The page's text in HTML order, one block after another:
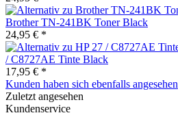
Brother TN-241BK Toner Black
24,95 € *
/ C8727AE Tinte Black
17,95 € *
Kunden haben sich ebenfalls angesehen
Zuletzt angesehen
Kundenservice